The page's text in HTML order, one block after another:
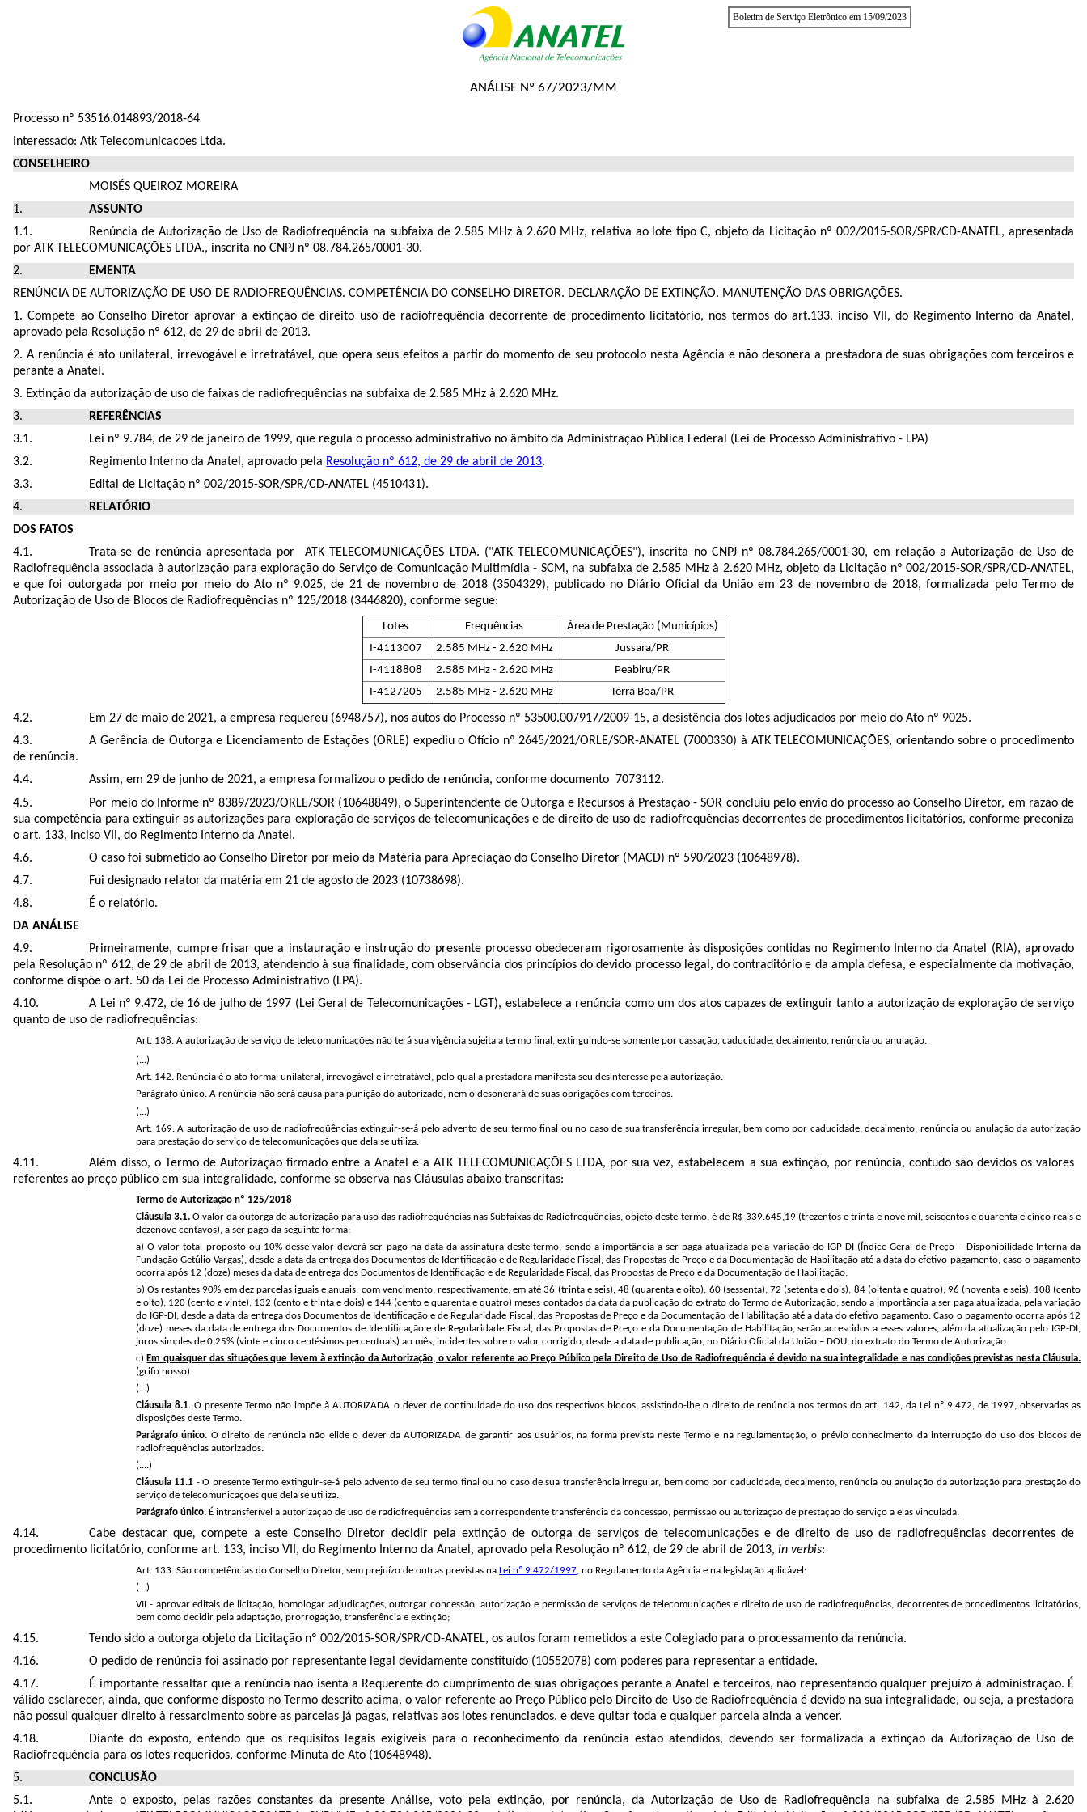
Boletim de Serviço Eletrônico em 15/09/2023
ANÁLISE Nº 67/2023/MM
Processo nº 53516.014893/2018-64
Interessado: Atk Telecomunicacoes Ltda.
CONSELHEIRO
MOISÉS QUEIROZ MOREIRA
ASSUNTO
Renúncia de Autorização de Uso de Radiofrequência na subfaixa de 2.585 MHz à 2.620 MHz, relativa ao lote tipo C, objeto da Licitação nº 002/2015-SOR/SPR/CD-ANATEL, apresentada
por ATK TELECOMUNICAÇÕES LTDA., inscrita no CNPJ nº 08.784.265/0001-30.
EMENTA
RENÚNCIA DE AUTORIZAÇÃO DE USO DE RADIOFREQUÊNCIAS. COMPETÊNCIA DO CONSELHO DIRETOR. DECLARAÇÃO DE EXTINÇÃO. MANUTENÇÃO DAS OBRIGAÇÕES.
1. Compete ao Conselho Diretor aprovar a extinção de direito uso de radiofrequência decorrente de procedimento licitatório, nos termos do art.133, inciso VII, do Regimento Interno da Anatel,
aprovado pela Resolução nº 612, de 29 de abril de 2013.
2. A renúncia é ato unilateral, irrevogável e irretratável, que opera seus efeitos a partir do momento de seu protocolo nesta Agência e não desonera a prestadora de suas obrigações com terceiros e
perante a Anatel.
3. Extinção da autorização de uso de faixas de radiofrequências na subfaixa de 2.585 MHz à 2.620 MHz.
REFERÊNCIAS
Lei nº 9.784, de 29 de janeiro de 1999, que regula o processo administrativo no âmbito da Administração Pública Federal (Lei de Processo Administrativo - LPA)
Regimento Interno da Anatel, aprovado pela Resolução nº 612, de 29 de abril de 2013.
Edital de Licitação nº 002/2015-SOR/SPR/CD-ANATEL (4510431).
RELATÓRIO
DOS FATOS
Trata-se de renúncia apresentada por
ATK TELECOMUNICAÇÕES LTDA. ("ATK TELECOMUNICAÇÕES"), inscrita no CNPJ nº 08.784.265/0001-30, em relação a Autorização de Uso de
Radiofrequência associada à autorização para exploração do Serviço de Comunicação Multimídia - SCM, na subfaixa de 2.585 MHz à 2.620 MHz, objeto da Licitação nº 002/2015-SOR/SPR/CD-ANATEL,
e que foi outorgada por meio por meio do Ato nº 9.025, de 21 de novembro de 2018(3504329), publicado no Diário Oficial da União em23 de novembro de 2018, formalizada pelo Termo de
Autorização de Uso de Blocos de Radiofrequências nº 125/2018 (3446820), conforme segue:
Lotes Frequências
Área de Prestação (Municípios)
I-4113007
2.585 MHz - 2.620 MHz
Jussara/PR
I-4118808
2.585 MHz - 2.620 MHz
Peabiru/PR
I-4127205
2.585 MHz - 2.620 MHz Terra Boa/PR
Em 27 de maio de 2021, a empresa requereu (6948757), nos autos do Processo nº 53500.007917/2009-15,a desistência dos lotes adjudicados por meio do Ato nº 9025.
AGerência de Outorga e Licenciamento de Estações (ORLE) expediu o Ofício nº 2645/2021/ORLE/SOR-ANATEL (7000330) à ATK TELECOMUNICAÇÕES, orientando sobre o procedimento
de renúncia.
Assim, em 29 de junho de 2021, a empresa formalizou o pedido de renúncia, conforme documento 7073112.
Por meio do Informe nº 8389/2023/ORLE/SOR (10648849), o Superintendente de Outorga e Recursos à Prestação - SOR concluiu pelo envio do processo ao Conselho Diretor, em razão de
sua competência paraextinguir as autorizações para exploração de serviços de telecomunicações e de direito de uso de radiofrequências decorrentes de procedimentos licitatórios, conforme preconiza
o art. 133, inciso VII, do Regimento Interno da Anatel.
O caso foi submetido ao Conselho Diretor por meio da Matéria para Apreciação do Conselho Diretor (MACD) nº 590/2023 (10648978).
Fui designado relator da matéria em 21 de agosto de 2023 (10738698).
É o relatório.
DA ANÁLISE
Primeiramente, cumpre frisar que a instauração e instrução do presente processo obedeceram rigorosamente às disposições contidas no Regimento Interno da Anatel (RIA), aprovado
pela Resolução nº 612, de 29 de abril de 2013, atendendo à sua finalidade, com observância dos princípios do devido processo legal, do contraditório e da ampla defesa, e especialmente da motivação,
conforme dispõe o art. 50 da Lei de Processo Administrativo (LPA).
A Lei nº 9.472, de 16 de julho de 1997 (Lei Geral de Telecomunicações - LGT), estabelece a renúncia como um dos atos capazes de extinguir tanto a autorização de exploração de serviço
quanto de uso de radiofrequências:
Art. 138. A autorização de serviço de telecomunicações não terá sua vigência sujeita a termo final, extinguindo-se somente por cassação, caducidade, decaimento, renúncia ou anulação.
(...)
Art. 142. Renúncia é o ato formal unilateral, irrevogável e irretratável, pelo qual a prestadora manifesta seu desinteresse pela autorização.
Parágrafo único. A renúncia não será causa para punição do autorizado, nem o desonerará de suas obrigações com terceiros.
(...)
Art. 169. A autorização de uso de radiofreqüências extinguir-se-á pelo advento de seu termo final ou no caso de sua transferência irregular, bem como por caducidade, decaimento, renúncia ou anulação da autorização
para prestação do serviço de telecomunicações que dela se utiliza.​
Além disso, o Termo de Autorização firmado entre a Anatel e aATK TELECOMUNICAÇÕES LTDA, por sua vez, estabelecem a sua extinção, por renúncia, contudo são devidos os valores
referentes ao preço público em sua integralidade, conforme se observa nas Cláusulas abaixo transcritas:
Termo de Autorização nº 125/2018
Cláusula 3.1. O valor da outorga de autorização para uso das radiofrequências nas Subfaixas de Radiofrequências, objeto deste termo, é de R$ 339.645,19 (trezentos e trinta e nove mil, seiscentos e quarenta e cinco reais e
dezenove centavos), a ser pago da seguinte forma:
a) O valor total proposto ou 10% desse valor deverá ser pago na data da assinatura deste termo, sendo a importância a ser paga atualizada pela variação do IGP-DI (Índice Geral de Preço – Disponibilidade Interna da
Fundação Getúlio Vargas), desde a data da entrega dos Documentos de Identificação e de Regularidade Fiscal, das Propostas de Preço e da Documentação de Habilitação até a data do efetivo pagamento, caso o pagamento
ocorra após 12 (doze) meses da data de entrega dos Documentos de Identificação e de Regularidade Fiscal, das Propostas de Preço e da Documentação de Habilitação;
b) Os restantes 90% em dez parcelas iguais e anuais, com vencimento, respectivamente, em até 36 (trinta e seis), 48 (quarenta e oito), 60 (sessenta), 72 (setenta e dois), 84 (oitenta e quatro), 96 (noventa e seis), 108 (cento
e oito), 120 (cento e vinte), 132 (cento e trinta e dois) e 144 (cento e quarenta e quatro) meses contados da data da publicação do extrato do Termo de Autorização, sendo a importância a ser paga atualizada, pela variação
do IGP-DI, desde a data da entrega dos Documentos de Identificação e de Regularidade Fiscal, das Propostas de Preço e da Documentação de Habilitação até a data do efetivo pagamento. Caso o pagamento ocorra após 12
(doze) meses da data de entrega dos Documentos de Identificação e de Regularidade Fiscal, das Propostas de Preço e da Documentação de Habilitação, serão acrescidos a esses valores, além da atualização pelo IGP-DI,
juros simples de 0,25% (vinte e cinco centésimos percentuais) ao mês, incidentes sobre o valor corrigido, desde a data de publicação, no Diário Oficial da União – DOU, do extrato do Termo de Autorização.
c) Em quaisquer das situações que levem à extinção da Autorização, o valor referente ao Preço Público pela Direito de Uso de Radiofrequência é devido na sua integralidade e nas condições previstas nesta Cláusula.
(grifo nosso)
(...)
Cláusula 8.1. O presente Termo não impõe à AUTORIZADA o dever de continuidade do uso dos respectivos blocos, assistindo-lhe o direito de renúncia nos termos do art. 142, da Lei nº 9.472, de 1997, observadas as
disposições deste Termo.
Parágrafo único. O direito de renúncia não elide o dever da AUTORIZADA de garantir aos usuários, na forma prevista neste Termo e na regulamentação, o prévio conhecimento da interrupção do uso dos blocos de
radiofrequências autorizados.
(....)
Cláusula 11.1 - O presente Termo extinguir-se-á pelo advento de seu termo final ou no caso de sua transferência irregular, bem como por caducidade, decaimento, renúncia ou anulação da autorização para prestação do
serviço de telecomunicações que dela se utiliza.
Parágrafo único. É intransferível a autorização de uso de radiofrequências sem a correspondente transferência da concessão, permissão ou autorização de prestação do serviço a elas vinculada.
Cabe destacar que, compete a este Conselho Diretor decidir pela extinção de outorga de serviços de telecomunicações e de direito de uso de radiofrequências decorrentes de
procedimento licitatório, conforme art. 133, inciso VII, do Regimento Interno da Anatel, aprovado pela Resolução nº 612, de 29 de abril de 2013, in verbis:
Art. 133. São competências do Conselho Diretor, sem prejuízo de outras previstas na Lei nº 9.472/1997, no Regulamento da Agência e na legislação aplicável:
(...)
VII - aprovar editais de licitação, homologar adjudicações, outorgar concessão, autorização e permissão de serviços de telecomunicações e direito de uso de radiofrequências, decorrentes de procedimentos licitatórios,
bem como decidir pela adaptação, prorrogação, transferência e extinção;
Tendo sido a outorgaobjeto da Licitação nº 002/2015-SOR/SPR/CD-ANATEL, os autos foram remetidos a este Colegiado para o processamento da renúncia.
O pedido de renúncia foi assinado por representante legal devidamente constituído (10552078) com poderes para representar a entidade.
É importante ressaltar que a renúncia não isenta a Requerente do cumprimento de suas obrigações perante a Anatel eterceiros, não representando qualquer prejuízo à administração. É
válido esclarecer, ainda, que conforme disposto no Termo descrito acima, o valor referente ao Preço Público pelo Direito de Uso de Radiofrequência é devido na sua integralidade, ou seja, a prestadora
não possui qualquer direito à ressarcimento sobre as parcelas já pagas, relativas aos lotes renunciados, e deve quitar toda e qualquer parcela ainda a vencer.
Diante do exposto, entendo que os requisitos legais exigíveis para o reconhecimento da renúncia estão atendidos, devendo ser formalizada a extinção da Autorização de Uso de
Radiofrequência para os lotes requeridos, conforme Minuta de Ato (10648948).
CONCLUSÃO
Ante o exposto, pelas razões constantes da presente Análise, voto pela extinção, por renúncia, da Autorização de Uso de Radiofrequência na subfaixa de 2.585 MHz à 2.620